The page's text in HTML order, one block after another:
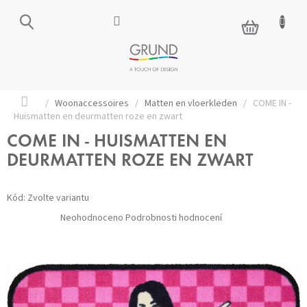
NÁKUPNÍ
KOŠÍK
Domů
/ Woonaccessoires / Matten en vloerkleden / COME IN -
Huismatten en deurmatten roze en zwart
COME IN - HUISMATTEN EN
DEURMATTEN ROZE EN ZWART
Kód: Zvolte variantu
Průměrné
hodnocení
hvězdiček.
Neohodnoceno Podrobnosti hodnocení